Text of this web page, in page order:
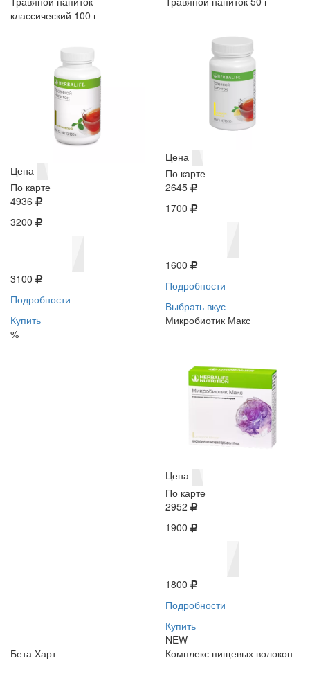
классический 100 г
Цена
По карте
4936
3200
3100
Подробности
Купить
%
Цена
По карте
2645
1700
1600
Подробности
Выбрать вкус
Микробиотик Макс
Цена
По карте
2952
1900
1800
Подробности
Купить
NEW
Бета Харт
Комплекс пищевых волокон